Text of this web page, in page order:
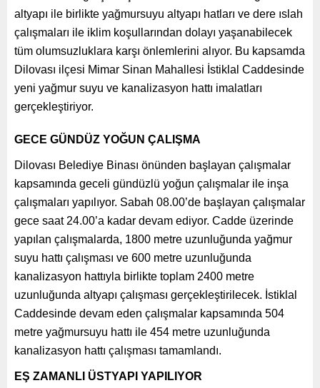
altyapı ile birlikte yağmursuyu altyapı hatları ve dere ıslah
çalışmaları ile iklim koşullarından dolayı yaşanabilecek
tüm olumsuzluklara karşı önlemlerini alıyor. Bu kapsamda
Dilovası ilçesi Mimar Sinan Mahallesi İstiklal Caddesinde
yeni yağmur suyu ve kanalizasyon hattı imalatları
gerçekleştiriyor.
GECE GÜNDÜZ YOĞUN ÇALIŞMA
Dilovası Belediye Binası önünden başlayan çalışmalar
kapsamında geceli gündüzlü yoğun çalışmalar ile inşa
çalışmaları yapılıyor. Sabah 08.00’de başlayan çalışmalar
gece saat 24.00’a kadar devam ediyor. Cadde üzerinde
yapılan çalışmalarda, 1800 metre uzunluğunda yağmur
suyu hattı çalışması ve 600 metre uzunluğunda
kanalizasyon hattıyla birlikte toplam 2400 metre
uzunluğunda altyapı çalışması gerçekleştirilecek. İstiklal
Caddesinde devam eden çalışmalar kapsamında 504
metre yağmursuyu hattı ile 454 metre uzunluğunda
kanalizasyon hattı çalışması tamamlandı.
EŞ ZAMANLI ÜSTYAPI YAPILIYOR